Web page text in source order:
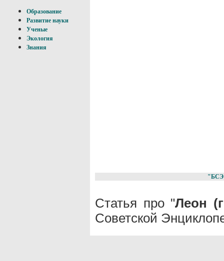
Образование
Развитие науки
Ученые
Экология
Знания
Статья про "Леон
Советской